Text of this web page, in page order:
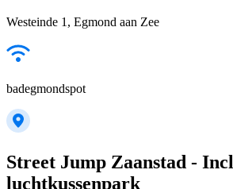
Westeinde 1, Egmond aan Zee
badegmondspot
Street Jump Zaanstad -
luchtkussenpark